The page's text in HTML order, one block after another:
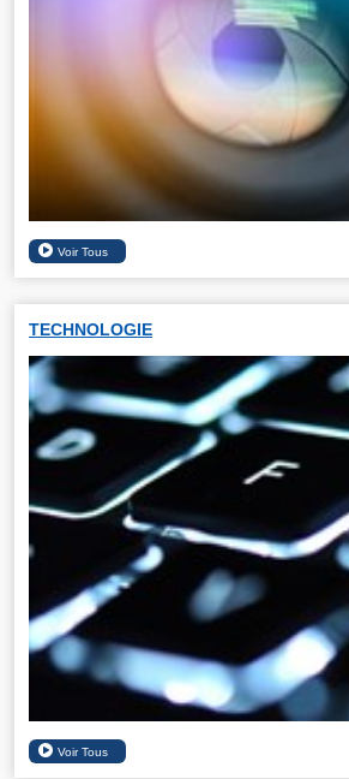
TECHNOLOGIE